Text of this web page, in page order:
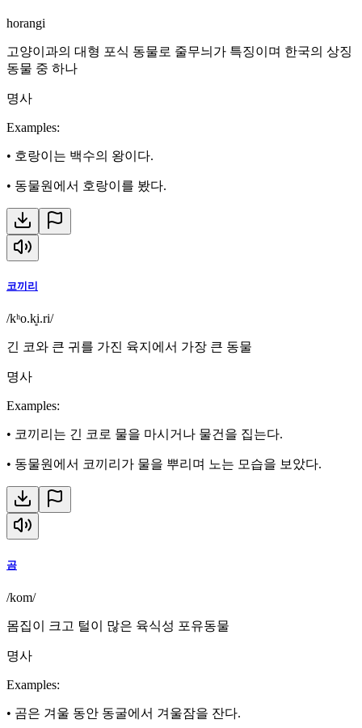
horangi
고양이과의 대형 포식 동물로 줄무늬가 특징이며 한국의 상징
동물 중 하나
명사
Examples:
• 호랑이는 백수의 왕이다.
• 동물원에서 호랑이를 봤다.
코끼리
/kʰo.k͈i.ri/
긴 코와 큰 귀를 가진 육지에서 가장 큰 동물
명사
Examples:
• 코끼리는 긴 코로 물을 마시거나 물건을 집는다.
• 동물원에서 코끼리가 물을 뿌리며 노는 모습을 보았다.
곰
/kom/
몸집이 크고 털이 많은 육식성 포유동물
명사
Examples:
• 곰은 겨울 동안 동굴에서 겨울잠을 잔다.